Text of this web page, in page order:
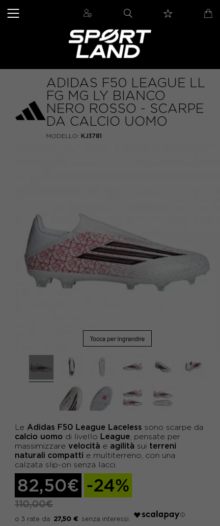
ADIDAS F50 LEAGUE LL
FG MG LY BIANCO
NERO ROSSO - SCARPE
DA CALCIO UOMO
MODELLO: KJ3781
Tocca per ingrandire
Le Adidas F50 League Laceless sono scarpe da
calcio uomo di livello League , pensate per
massimizzare velocità e agilità sui terreni
naturali compatti e multiterreno, con una
calzata slip-on senza lacci.
82,50€ -24%
110,00€
27,50 €